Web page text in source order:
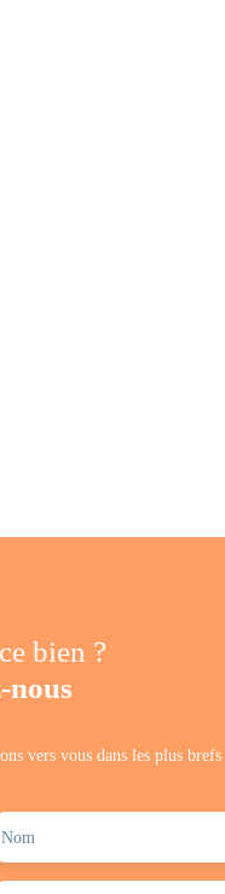
bien ?
nous
vers vous dans les plus brefs
Nom